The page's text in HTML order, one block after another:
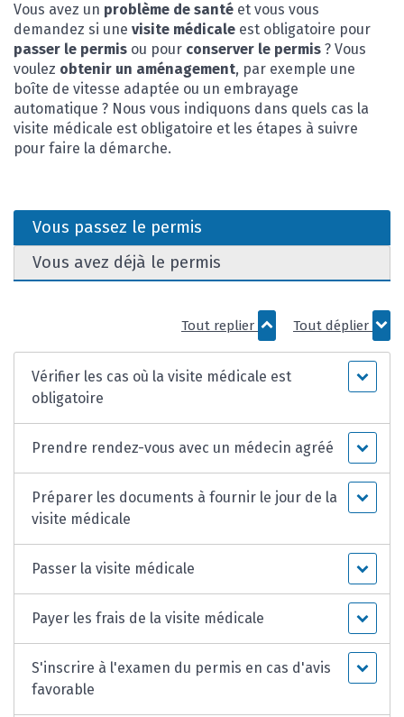
Vous avez un problème de santé et vous vous
demandez si une visite médicale est obligatoire pour
passer le permis ou pour conserver le permis ? Vous
voulez obtenir un aménagement, par exemple une
boîte de vitesse adaptée ou un embrayage
automatique ? Nous vous indiquons dans quels cas la
visite médicale est obligatoire et les étapes à suivre
pour faire la démarche.
Vous passez le permis
Vous avez déjà le permis
Tout replier Tout déplier
Vérifier les cas où la visite médicale est
obligatoire
Prendre rendez-vous avec un médecin agréé
Préparer les documents à fournir le jour de la
visite médicale
Passer la visite médicale
Payer les frais de la visite médicale
S'inscrire à l'examen du permis en cas d'avis
favorable